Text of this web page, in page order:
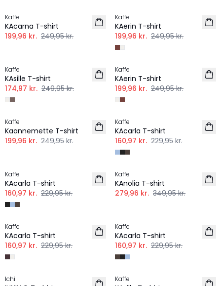
Kaffe
KAcarna T-shirt
199,96 kr. 249,95 kr.
Kaffe
KAerin T-shirt
199,96 kr. 249,95 kr.
Kaffe
KAsille T-shirt
174,97 kr. 249,95 kr.
-20%
Kaffe
KAerin T-shirt
199,96 kr. 249,95 kr.
-20%
Kaffe
Kaannemette T-shirt
199,96 kr. 249,95 kr.
-30%
Kaffe
KAcarla T-shirt
160,97 kr. 229,95 kr.
Kaffe
KAcarla T-shirt
160,97 kr. 229,95 kr.
-20%
Kaffe
KAnolia T-shirt
279,96 kr. 349,95 kr.
-30%
Kaffe
KAcarla T-shirt
160,97 kr. 229,95 kr.
Kaffe
KAcarla T-shirt
160,97 kr. 229,95 kr.
-30%
Ichi
-30%
Kaffe